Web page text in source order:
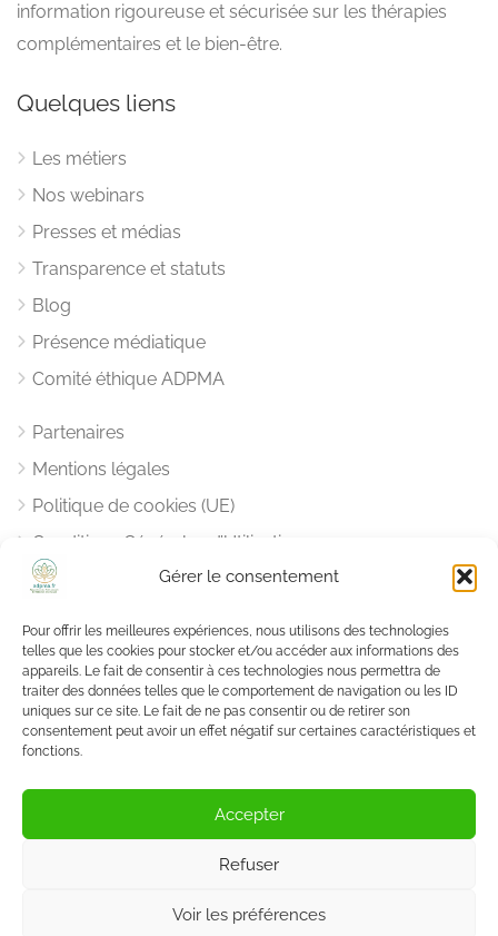
Gérer le consentement
Pour offrir les meilleures expériences, nous utilisons des technologies
telles que les cookies pour stocker et/ou accéder aux informations des
appareils. Le fait de consentir à ces technologies nous permettra de
traiter des données telles que le comportement de navigation ou les ID
uniques sur ce site. Le fait de ne pas consentir ou de retirer son
consentement peut avoir un effet négatif sur certaines caractéristiques et
fonctions.
Accepter
Refuser
Voir les préférences
information rigoureuse et sécurisée sur les thérapies
complémentaires et le bien-être.
Quelques liens
Les métiers
Nos webinars
Presses et médias
Transparence et statuts
Blog
Présence médiatique
Comité éthique ADPMA
Partenaires
Mentions légales
Politique de cookies (UE)
Conditions Générales d’Utilisation
Notre Charte Déontologique
Vous aider, nous aider
Une question ?
Noussommes là pour y répondre.
Vous pouvez nous aider en réalisant